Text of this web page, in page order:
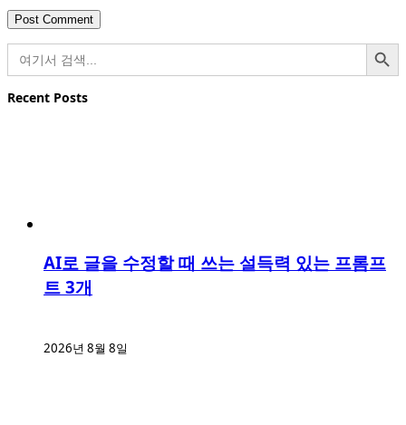
검
색:
검색 버튼
Recent Posts
AI로 글을 수정할 때 쓰는 설득력 있는 프롬프
트 3개
2026년 8월 8일